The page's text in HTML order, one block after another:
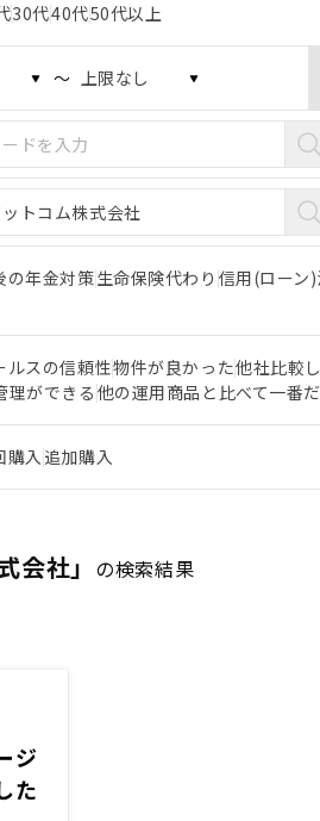
30代40代50代以上
〜
の年金対策生命保険代わり 信用(ローン
ルスの信頼性物件が良かった他社比較
理ができる 他の運用商品と比べて一番
購入 追加購入
会社」 の検索結果
ジ
た